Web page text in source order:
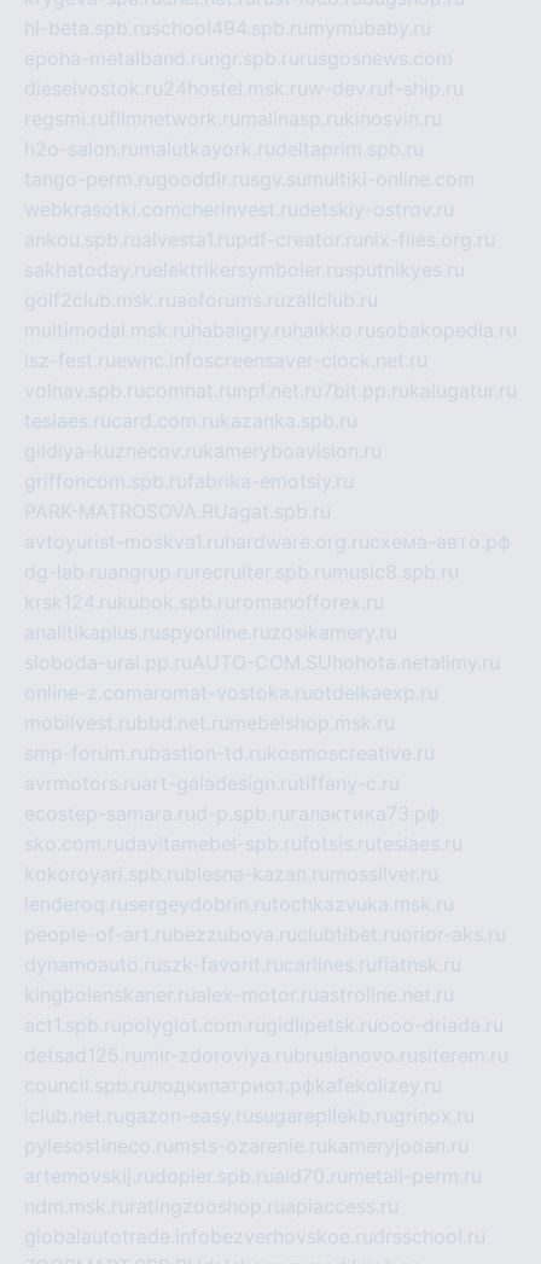
hl-beta.spb.ruschool494.spb.ru mymubaby.ru
epoha-metalband.ru ngr.spb.ru rusgosnews.com
dieselvostok.ru24hostel.msk.ruw-dev.ruf-ship.ru
regsmi.rufilmnetwork.ru malinasp.rukinosvin.ru
h2o-salon.ru malutkayork.rudeltaprim.spb.ru
tango-perm.rugooddir.rusgv.su multiki-online.com
webkrasotki.comcherinvest.rudetskiy-ostrov.ru
ankou.spb.rualvesta1.rupdf-creator.ru nix-files.org.ru
sakhatoday.ruelektrikersymboler.rusputnikyes.ru
golf2club.msk.ruaeforums.ruzallclub.ru
multimodal.msk.ru habaigry.ru haikko.rusobakopedia.ru
isz-fest.ruewnc.infoscreensaver-clock.net.ru
volnav.spb.rucomnat.ru npf.net.ru7bit.pp.rukalugatur.ru
tesiaes.rucard.com.rukazanka.spb.ru
gildiya-kuznecov.rukameryboavision.ru
griffoncom.spb.rufabrika-emotsiy.ru
PARK-MATROSOVA.RUagat.spb.ru
avtoyurist-moskva1.ru hardware.org.ruсхема-авто.рф
dg-lab.ruangrup.ru recruiter.spb.ru music8.spb.ru
krsk124.rukubok.spb.ru romanofforex.ru
analitikaplus.ruspyonline.ruzosikamery.ru
sloboda-ural.pp.ruAUTO-COM.SU hohota.netalimy.ru
online-z.comaromat-vostoka.ruotdelkaexp.ru
mobilvest.rubbd.net.ru mebelshop.msk.ru
smp-forum.rubastion-td.rukosmoscreative.ru
avrmotors.ruart-galadesign.rutiffany-c.ru
ecostep-samara.rud-p.spb.ru галактика73.рф
sko.com.rudavitamebel-spb.rufotsis.rutesiaes.ru
kokoroyari.spb.rublesna-kazan.ru mossilver.ru
lenderoq.rusergeydobrin.rutochkazvuka.msk.ru
people-of-art.rubezzubova.ruclubtibet.ruorior-aks.ru
dynamoauto.ruszk-favorit.rucarlines.ruflatnsk.ru
kingbolenskaner.rualex-motor.ruastroline.net.ru
act1.spb.rupolyglot.com.rugidlipetsk.ruooo-driada.ru
detsad125.ru mir-zdoroviya.rubruslanovo.rusiterem.ru
council.spb.ruлодкипатриот.рфkafekolizey.ru
iclub.net.rugazon-easy.rusugarepilekb.rugrinox.ru
pylesostineco.ru msts-ozarenie.rukameryjooan.ru
artemovskij.rudopler.spb.ruaid70.ru metall-perm.ru
ndm.msk.ru ratingzooshop.ruapiaccess.ru
globalautotrade.info bezverhovskoe.rudrsschool.ru